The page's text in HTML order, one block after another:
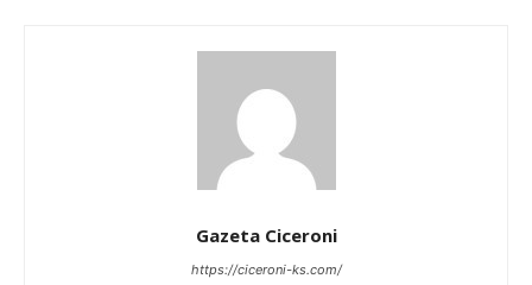
Gazeta Ciceroni
https://ciceroni-ks.com/